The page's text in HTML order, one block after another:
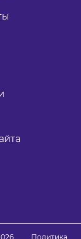
Политика